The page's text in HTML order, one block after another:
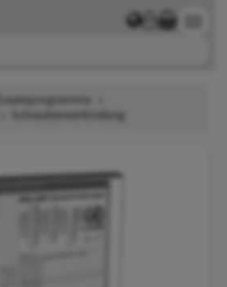
Zusatzprogramme
Schraubenverbindung